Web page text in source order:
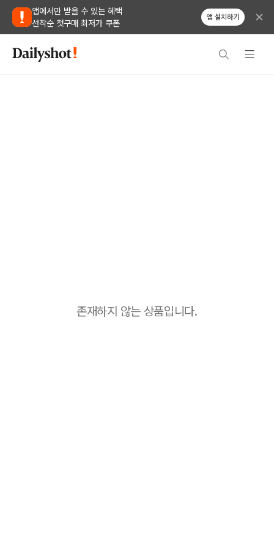
앱에서만 받을 수 있는 혜택
선착순 첫구매 최저가 쿠폰
앱 설치하기
존재하지 않는 상품입니다.